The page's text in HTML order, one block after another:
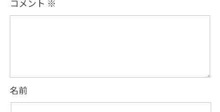
コメント ※
名前